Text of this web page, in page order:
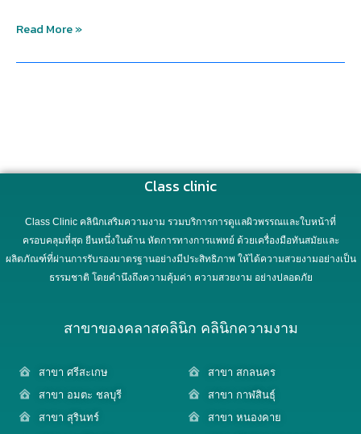
Read More »
Class clinic
Class Clinic คลินิกเสริมความงาม รวมบริการการดูแลผิวพรรณและใบหน้าที่
ครอบคลุมที่สุด ยืนหนึ่งในด้าน หัตการทางการแพทย์ ด้วยเครื่องมือทันสมัยและ
ผลิตภัณฑ์ที่ผ่านการรับรองมาตรฐานอย่างมีประสิทธิภาพ ให้ได้ความสวยงามอย่างเป็น
ธรรมชาติ โดยคำนึงถึงความคุ้มค่า ความสวยงาม อย่างปลอดภัย
สาขาของคลาสคลินิก คลินิกความงาม
สาขา ศรีสะเกษ
สาขา อมตะ ชลบุรี
สาขา สุรินทร์
สาขา สกลนคร
สาขา กาฬสินธุ์
สาขา หนองคาย